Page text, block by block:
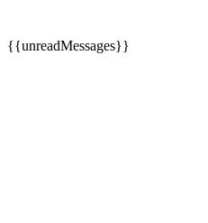
{{unreadMessages}}